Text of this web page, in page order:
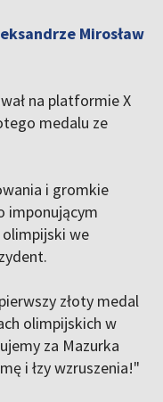
Mirosław
na platformie X
medalu ze
i gromkie
imponującym
we
złoty medal
olimpijskich w
za Mazurka
i łzy wzruszenia!"